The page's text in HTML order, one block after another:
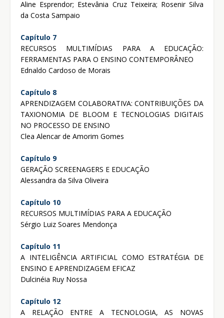
Aline Esprendor; Estevânia Cruz Teixeira; Rosenir Silva
da Costa Sampaio
Capítulo 7
RECURSOS MULTIMÍDIAS PARA A EDUCAÇÃO:
FERRAMENTAS PARA O ENSINO CONTEMPORÂNEO
Ednaldo Cardoso de Morais
Capítulo 8
APRENDIZAGEM COLABORATIVA: CONTRIBUIÇÕES DA
TAXIONOMIA DE BLOOM E TECNOLOGIAS DIGITAIS
NO PROCESSO DE ENSINO
Clea Alencar de Amorim Gomes
Capítulo 9
GERAÇÃO SCREENAGERS E EDUCAÇÃO
Alessandra da Silva Oliveira
Capítulo 10
RECURSOS MULTIMÍDIAS PARA A EDUCAÇÃO
Sérgio Luiz Soares Mendonça
Capítulo 11
A INTELIGÊNCIA ARTIFICIAL COMO ESTRATÉGIA DE
ENSINO E APRENDIZAGEM EFICAZ
Dulcinéia Ruy Nossa
Capítulo 12
A RELAÇÃO ENTRE A TECNOLOGIA, AS NOVAS